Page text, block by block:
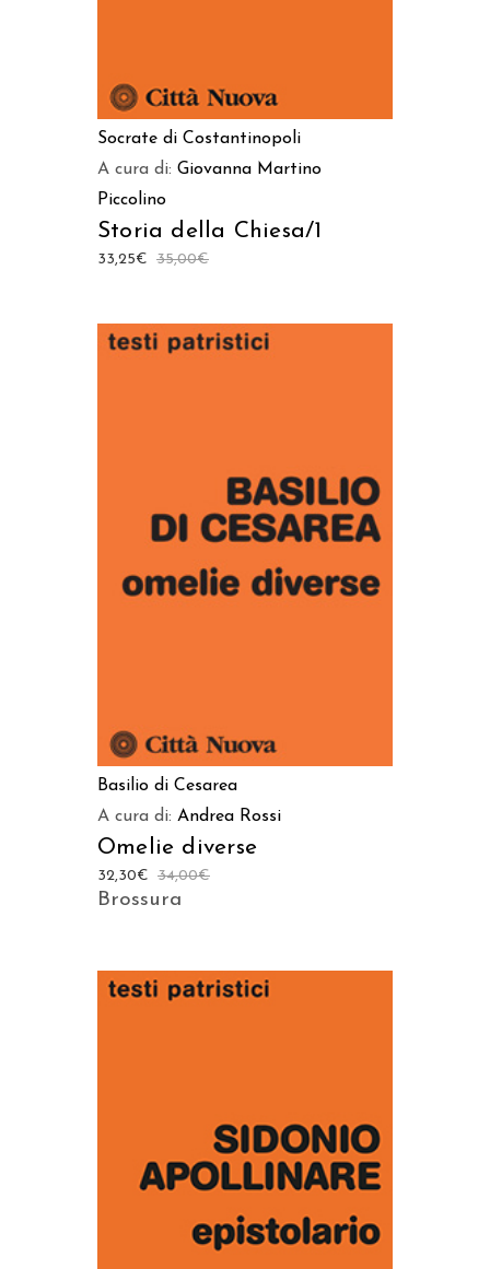
Socrate di Costantinopoli
A cura di: Giovanna Martino
Piccolino
Storia della Chiesa/1
35,00€
33,25€
AGGIUNGI AL CARRELLO
Basilio di Cesarea
A cura di: Andrea Rossi
Omelie diverse
34,00€
32,30€
Brossura
AGGIUNGI AL CARRELLO